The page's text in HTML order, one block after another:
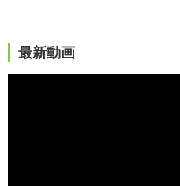
最新動画